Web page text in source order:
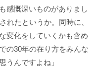
感慨深いものがありまし
れたというか。同時に、
変化をしていくかも含め
の30年の在り方をみんな
うんですよね」